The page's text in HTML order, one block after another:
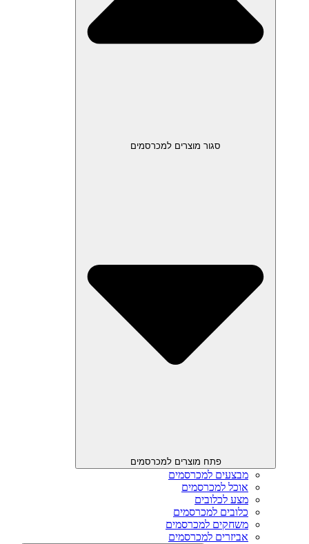
סגור מוצרים למכרסמים
פתח מוצרים למכרסמים
מבצעים למכרסמים
אוכל למכרסמים
מצע לכלובים
כלובים למכרסמים
משחקים למכרסמים
אביזרים למכרסמים